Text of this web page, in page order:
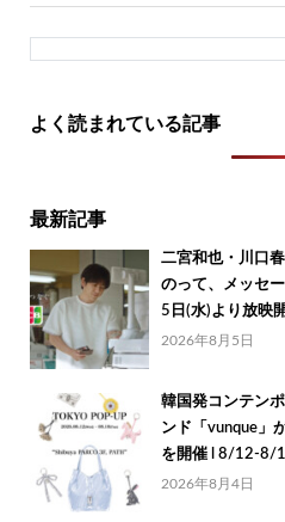
よく読まれている記事
最新記事
二宮和也・川口
のって、メッセ
5日(水)より放映
2026年8月5日
韓国発コンテン
ンド「vunque」
を開催 l 8/12-8/
2026年8月4日